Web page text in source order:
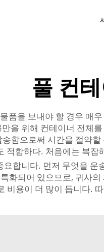
풀 컨
품을 보내야 할 경우 매
을 위해 컨테이너 전체
함으로써 시간을 절약
적합하다. 처음에는 복
합니다. 먼저 무엇을
화되어 있으므로, 귀사
비용이 더 많이 듭니다.